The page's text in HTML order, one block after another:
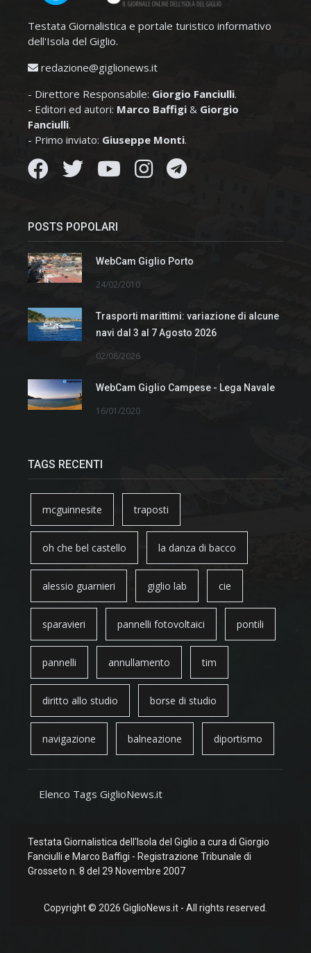
Testata Giornalistica e portale turistico informativo
dell'Isola del Giglio.
redazione@giglionews.it
- Direttore Responsabile: Giorgio Fanciulli.
- Editori ed autori: Marco Baffigi & Giorgio
Fanciulli.
- Primo inviato: Giuseppe Monti.
POSTS POPOLARI
WebCam Giglio Porto
24/02/2010
Trasporti marittimi: variazione di alcune
navi dal 3 al 7 Agosto 2026
02/08/2026
WebCam Giglio Campese - Lega Navale
16/01/2020
TAGS RECENTI
mcguinnesite traposti
oh che bel castello la danza di bacco
alessio guarnieri giglio lab cie
sparavieri pannelli fotovoltaici pontili
pannelli annullamento tim
diritto allo studio borse di studio
navigazione balneazione diportismo
Elenco Tags GiglioNews.it
Testata Giornalistica dell'Isola del Giglio a cura di Giorgio
Fanciulli e Marco Baffigi - Registrazione Tribunale di
Grosseto n. 8 del 29 Novembre 2007
Copyright © 2026 GiglioNews.it - All rights reserved.